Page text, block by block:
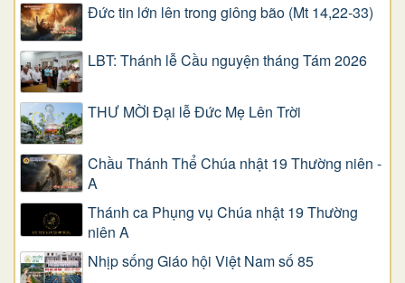
Đức tin lớn lên trong giông bão (Mt 14,22-33)
LBT: Thánh lễ Cầu nguyện tháng Tám 2026
THƯ MỜI Đại lễ Đức Mẹ Lên Trời
Chầu Thánh Thể Chúa nhật 19 Thường niên -
A
Thánh ca Phụng vụ Chúa nhật 19 Thường
niên A
Nhịp sống Giáo hội Việt Nam số 85